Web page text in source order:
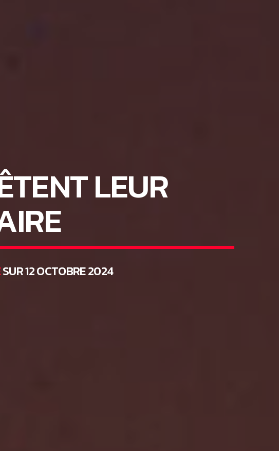
LEUR
SUR 12 OCTOBRE 2024